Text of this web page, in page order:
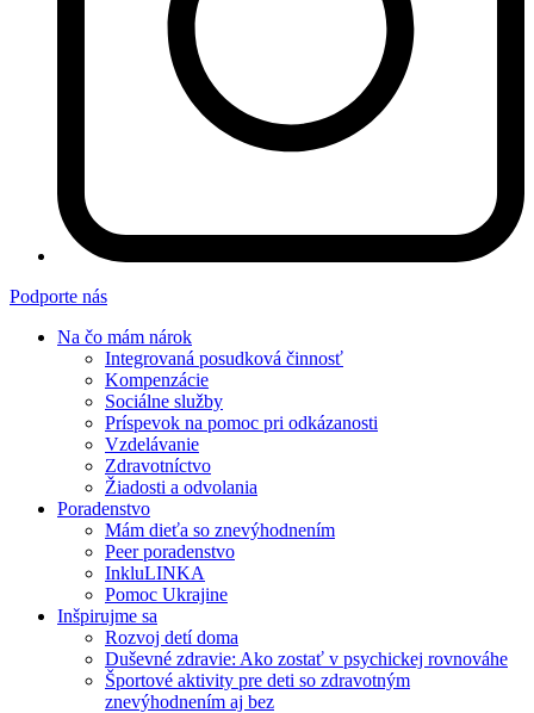
Podporte nás
Na čo mám nárok
Integrovaná posudková činnosť
Kompenzácie
Sociálne služby
Príspevok na pomoc pri odkázanosti
Vzdelávanie
Zdravotníctvo
Žiadosti a odvolania
Poradenstvo
Mám dieťa so znevýhodnením
Peer poradenstvo
InkluLINKA
Pomoc Ukrajine
Inšpirujme sa
Rozvoj detí doma
Duševné zdravie: Ako zostať v psychickej rovnováhe
Športové aktivity pre deti so zdravotným
znevýhodnením aj bez